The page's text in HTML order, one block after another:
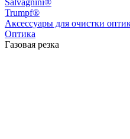
Salvagnini®
Trumpf®
Аксессуары для очистки
Оптика
Газовая резка